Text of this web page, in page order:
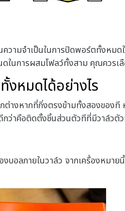
ามจำเป็นในการปิดพอร์ตทั้งหมด
ในการผสมโฟลว์ทั้งสาม คุณควร
งหมดได้อย่างไร
างหากที่กิ่งตรงข้ามทั้งสองของที
ว่าคือติดตั้งชิ้นส่วนตัวทีที่มีวาล์วตัว
ลภายในวาล์ว จากเครื่องหมายนี้